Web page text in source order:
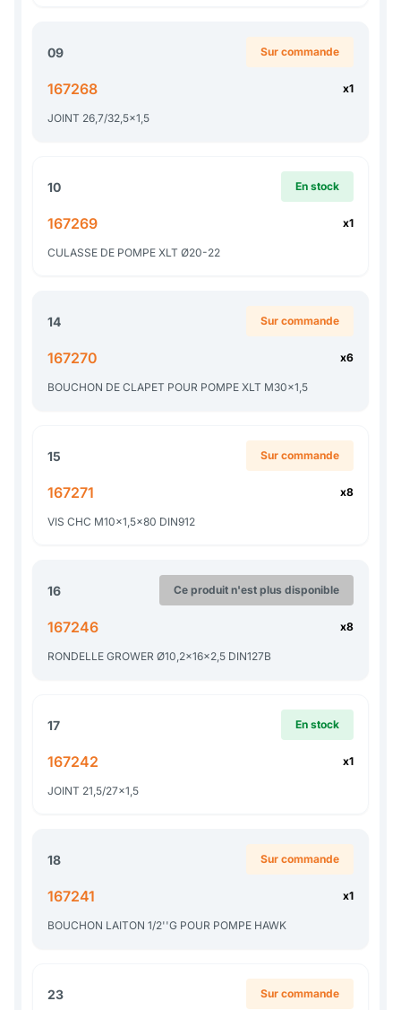
09 Sur commande
167268 x1
JOINT 26,7/32,5x1,5
10 En stock
167269 x1
CULASSE DE POMPE XLT Ø20-22
14 Sur commande
167270 x6
BOUCHON DE CLAPET POUR POMPE XLT M30x1,5
15 Sur commande
167271 x8
VIS CHC M10x1,5x80 DIN912
16 Ce produit n'est plus disponible
167246 x8
RONDELLE GROWER Ø10,2x16x2,5 DIN127B
17 En stock
167242 x1
JOINT 21,5/27x1,5
18 Sur commande
167241 x1
BOUCHON LAITON 1/2''G POUR POMPE HAWK
23 Sur commande